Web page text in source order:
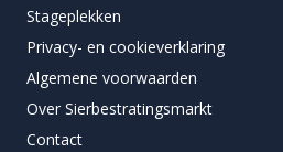
Stageplekken
Privacy- en cookieverklaring
Algemene voorwaarden
Over Sierbestratingsmarkt
Contact